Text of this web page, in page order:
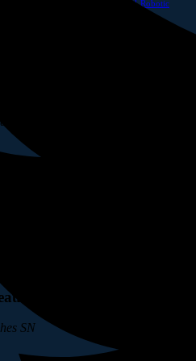
Oil Robotic
les dernières nouvelles du
Energy est la plus grande
énergétique du pays.
SN